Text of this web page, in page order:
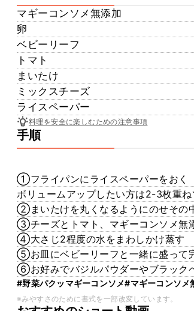
マギーコンソメ無添加
卵
ベビーリーフ
トマト
まいたけ
ミックスチーズ
ライスペーパー
料理を安全に楽しむための注意事項
手順
①フライパンにライスペーパーをおく
ボリュームアップしたい方は2-3枚重ね
②まいたけを丸くなるようにのせその
③チーズとトマト、マギーコンソメ無
④大さじ2程度の水をまわしかけ蒸す
⑤お皿にベビーリーフと一緒に盛って
⑥お好みでバジルパウダーやブラック
#野菜パクッマギーコンソメ#マギーコンソメ
※みやすさのために書式を一部改変しています。